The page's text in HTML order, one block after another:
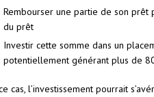
Rembourser une partie de son prêt
du prêt
Investir cette somme dans un
potentiellement générant plus de
cas, l’investissement pourrait